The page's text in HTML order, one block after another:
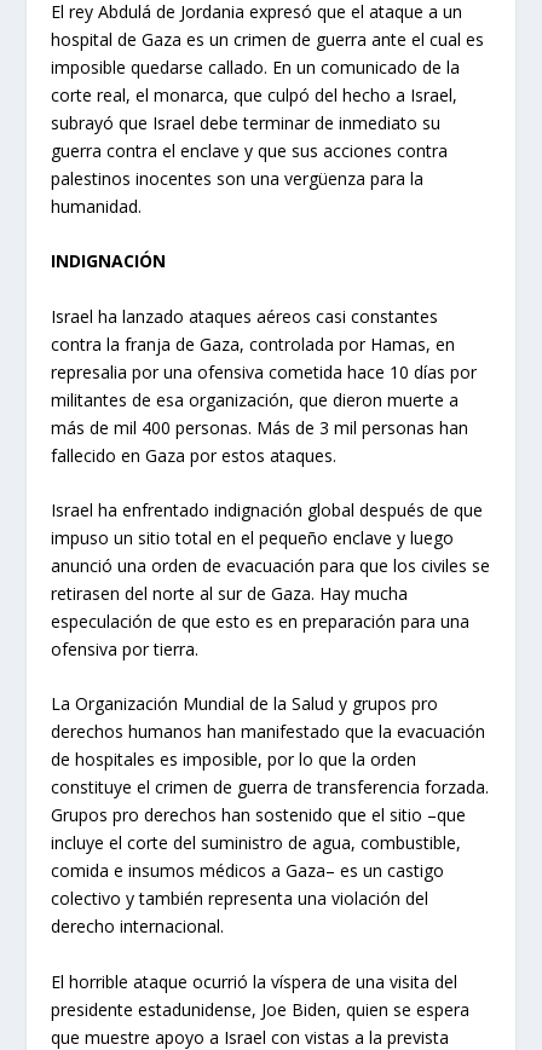
El rey Abdulá de Jordania expresó que el ataque a un
hospital de Gaza es un crimen de guerra ante el cual es
imposible quedarse callado. En un comunicado de la
corte real, el monarca, que culpó del hecho a Israel,
subrayó que Israel debe terminar de inmediato su
guerra contra el enclave y que sus acciones contra
palestinos inocentes son una vergüenza para la
humanidad.
INDIGNACIÓN
Israel ha lanzado ataques aéreos casi constantes
contra la franja de Gaza, controlada por Hamas, en
represalia por una ofensiva cometida hace 10 días por
militantes de esa organización, que dieron muerte a
más de mil 400 personas. Más de 3 mil personas han
fallecido en Gaza por estos ataques.
Israel ha enfrentado indignación global después de que
impuso un sitio total en el pequeño enclave y luego
anunció una orden de evacuación para que los civiles se
retirasen del norte al sur de Gaza. Hay mucha
especulación de que esto es en preparación para una
ofensiva por tierra.
La Organización Mundial de la Salud y grupos pro
derechos humanos han manifestado que la evacuación
de hospitales es imposible, por lo que la orden
constituye el crimen de guerra de transferencia forzada.
Grupos pro derechos han sostenido que el sitio –que
incluye el corte del suministro de agua, combustible,
comida e insumos médicos a Gaza– es un castigo
colectivo y también representa una violación del
derecho internacional.
El horrible ataque ocurrió la víspera de una visita del
presidente estadunidense, Joe Biden, quien se espera
que muestre apoyo a Israel con vistas a la prevista